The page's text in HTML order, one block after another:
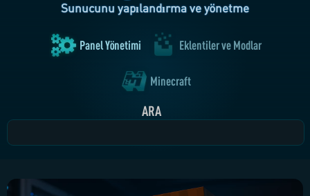
Sunucunu yapılandırma ve yönetme
Panel Yönetimi Eklentiler ve Modlar
Minecraft
ARA